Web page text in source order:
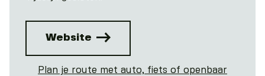
Website
Plan je route met auto, fiets of openbaar